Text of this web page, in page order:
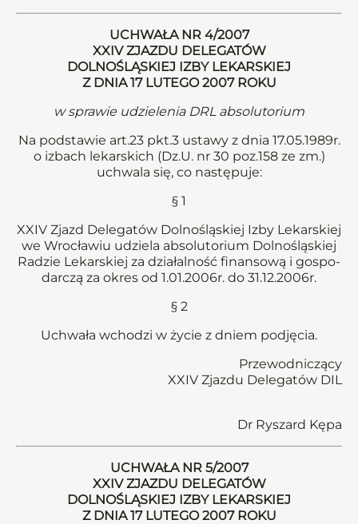
UCHWAŁA NR 4/2007
XXIV ZJAZDU DELEGATÓW
DOLNOŚLĄSKIEJ IZBY LEKARSKIEJ
Z DNIA 17 LUTEGO 2007 ROKU
w sprawie udzielenia DRL absolutorium
Na podstawie art.23 pkt.3 ustawy z dnia 17.05.1989r.
o izbach lekarskich (Dz.U. nr 30 poz.158 ze zm.)
uchwala się, co następuje:
§ 1
XXIV Zjazd Delegatów Dolnośląskiej Izby Lekarskiej
we Wrocławiu udziela absolutorium Dolnośląskiej
Radzie Lekarskiej za działalność finansową i gospo-
darczą za okres od 1.01.2006r. do 31.12.2006r.
§ 2
Uchwała wchodzi w życie z dniem podjęcia.
Przewodniczący
XXIV Zjazdu Delegatów DIL
Dr Ryszard Kępa
UCHWAŁA NR 5/2007
XXIV ZJAZDU DELEGATÓW
DOLNOŚLĄSKIEJ IZBY LEKARSKIEJ
Z DNIA 17 LUTEGO 2007 ROKU